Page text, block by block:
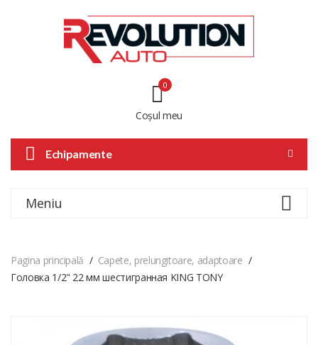
Coșul meu
0
Echipamente
Meniu
Pagina principală
Capete, prelungitoare, adaptoare
Головка 1/2" 22 мм шестигранная KING TONY